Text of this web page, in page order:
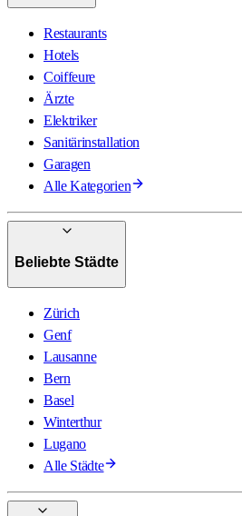
Restaurants
Hotels
Coiffeure
Ärzte
Elektriker
Sanitärinstallation
Garagen
Alle Kategorien
Beliebte Städte
Zürich
Genf
Lausanne
Bern
Basel
Winterthur
Lugano
Alle Städte